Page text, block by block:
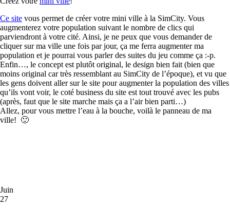
Ce site vous permet de créer votre mini ville à la SimCity. Vous
augmenterez votre population suivant le nombre de clics qui
parviendront à votre cité. Ainsi, je ne peux que vous demander de
cliquer sur ma ville une fois par jour, ça me ferra augmenter ma
population et je pourrai vous parler des suites du jeu comme ça :-p.
Enfin…, le concept est plutôt original, le design bien fait (bien que
moins original car très ressemblant au SimCity de l’époque), et vu que
les gens doivent aller sur le site pour augmenter la population des villes
qu’ils vont voir, le coté business du site est tout trouvé avec les pubs
(après, faut que le site marche mais ça a l’air bien parti…)
Allez, pour vous mettre l’eau à la bouche, voilà le panneau de ma
ville! 🙂
Juin
27